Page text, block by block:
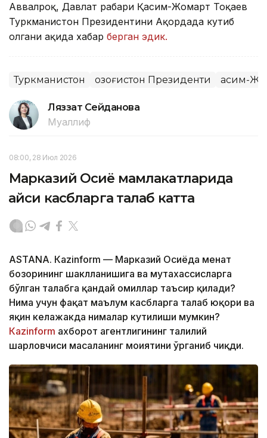
Аввалроқ, Давлат раҳбари Қасим-Жомарт Тоқаев
Туркманистон Президентини Ақордада кутиб
олгани ҳақида хабар берган эдик.
Туркманистон Қозоғистон Президенти Қасим-
Ляззат Сейданова
Муаллиф
08:00, 28 Июл 2026
Марказий Осиё мамлакатларида
қайси касбларга талаб катта
ASTANА. Кazinform — Марказий Осиёда меҳнат
бозорининг шаклланишига ва мутахассисларга
бўлган талабга қандай омиллар таъсир қилади?
Нима учун фақат маълум касбларга талаб юқори ва
яқин келажакда нималар кутилиши мумкин?
Кazinform ахборот агентлигининг таҳлилий
шарҳловчиси масаланинг моҳиятини ўрганиб чиқди.